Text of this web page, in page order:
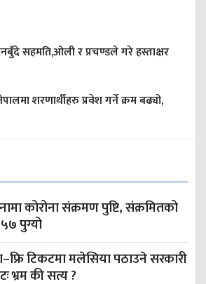
सहमति,ओली र प्रचण्डले गरे हस्ताक्षर
शरणार्थीहरु प्रवेश गर्ने क्रम बढ्यो,
कोरोना संक्रमण पुष्टि, संक्रमितको
पुग्यो
टिकटमा मलेसिया पठाउने सरकारी
भ्रम की सत्य ?